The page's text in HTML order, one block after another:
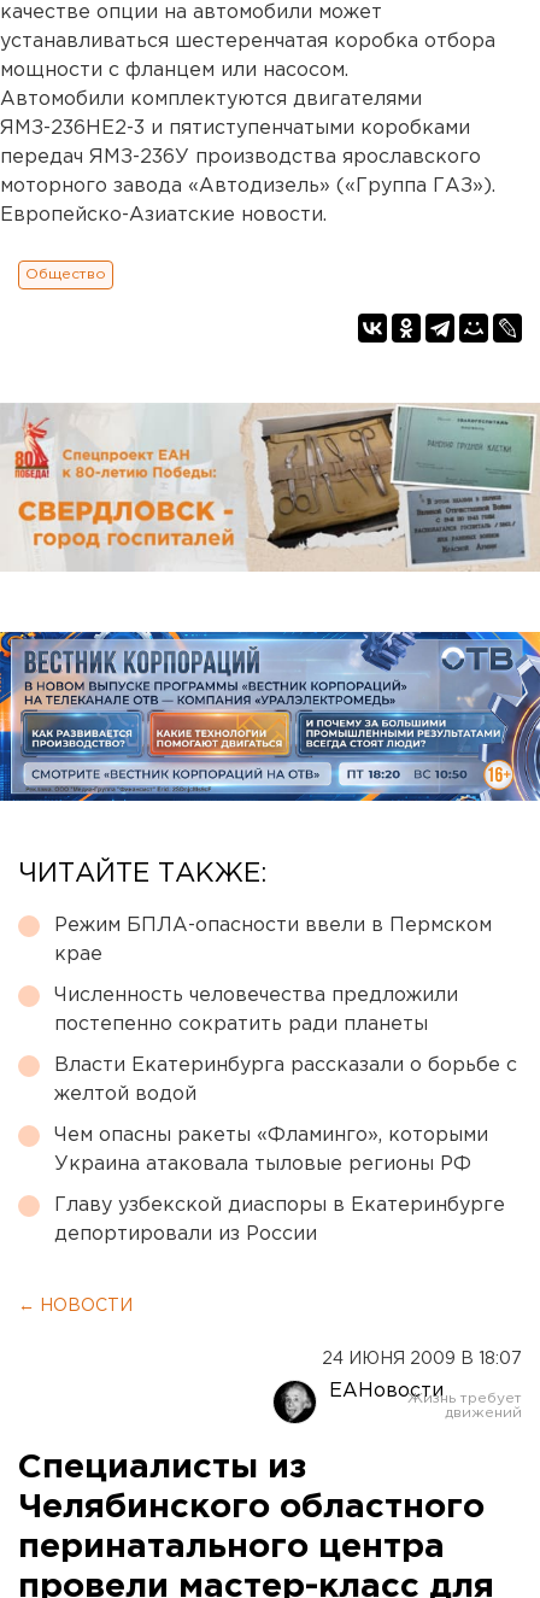
качестве опции на автомобили может
устанавливаться шестеренчатая коробка отбора
мощности с фланцем или насосом.
Автомобили комплектуются двигателями
ЯМЗ-236НЕ2-3 и пятиступенчатыми коробками
передач ЯМЗ-236У производства ярославского
моторного завода «Автодизель» («Группа ГАЗ»).
Европейско-Азиатские новости.
Общество
ЧИТАЙТЕ ТАКЖЕ:
Режим БПЛА-опасности ввели в Пермском
крае
Численность человечества предложили
постепенно сократить ради планеты
Власти Екатеринбурга рассказали о борьбе с
желтой водой
Чем опасны ракеты «Фламинго», которыми
Украина атаковала тыловые регионы РФ
Главу узбекской диаспоры в Екатеринбурге
депортировали из России
← НОВОСТИ
24 ИЮНЯ 2009 В 18:07
ЕАНовости
Специалисты из
Челябинского областного
перинатального центра
провели мастер-класс для